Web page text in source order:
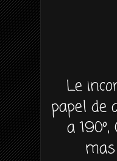
Le
papel
a